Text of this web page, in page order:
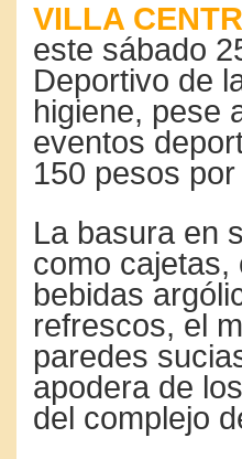
VILLA
este sábado
Deportivo de
higiene, pese
eventos
150 pesos
La basura en
como cajetas,
bebidas
refrescos, el
paredes
apodera de
del complejo